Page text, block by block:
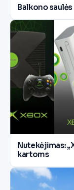
Balkono
Nutekėjimas:
kartoms